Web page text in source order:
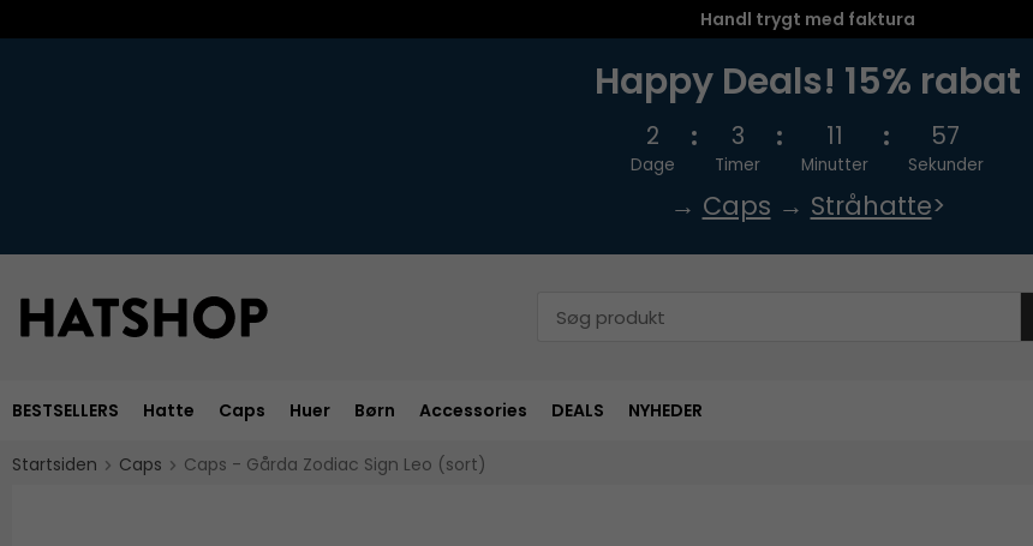
Handl trygt med faktura
Happy Deals! 15% rabat
2
Dage
3
Timer
11
Minutter
57
Sekunder
→ Caps → Stråhatte>
BESTSELLERS Hatte Caps Huer Børn Accessories DEALS NYHEDER
Startsiden Caps Caps - Gårda Zodiac Sign Leo (sort)